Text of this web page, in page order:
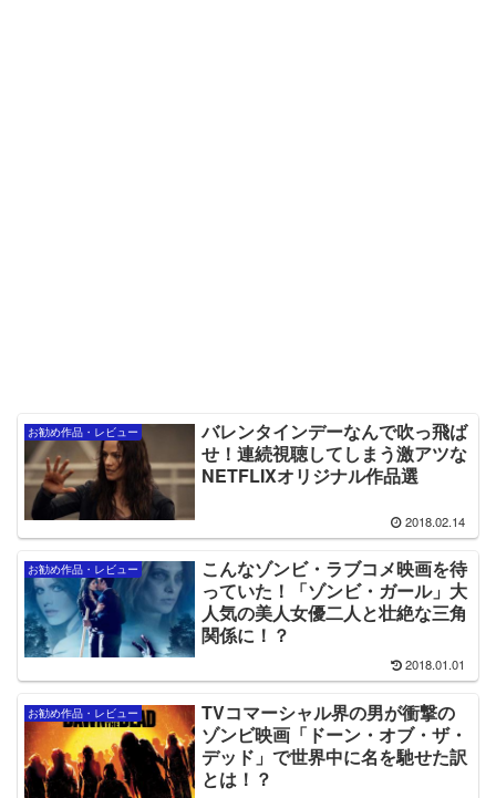
お勧め作品・レビュー
バレンタインデーなんで吹っ飛ば
せ！連続視聴してしまう激アツな
NETFLIXオリジナル作品選
2018.02.14
お勧め作品・レビュー
こんなゾンビ・ラブコメ映画を待
っていた！「ゾンビ・ガール」大
人気の美人女優二人と壮絶な三角
関係に！？
2018.01.01
お勧め作品・レビュー
TVコマーシャル界の男が衝撃の
ゾンビ映画「ドーン・オブ・ザ・
デッド」で世界中に名を馳せた訳
とは！？